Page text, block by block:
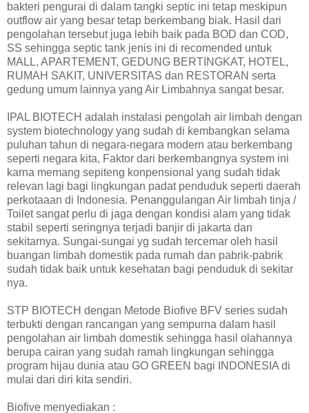
bakteri pengurai di dalam tangki septic ini tetap meskipun
outflow air yang besar tetap berkembang biak. Hasil dari
pengolahan tersebut juga lebih baik pada BOD dan COD,
SS sehingga septic tank jenis ini di recomended untuk
MALL, APARTEMENT, GEDUNG BERTINGKAT, HOTEL,
RUMAH SAKIT, UNIVERSITAS dan RESTORAN serta
gedung umum lainnya yang Air Limbahnya sangat besar.
IPAL BIOTECH adalah instalasi pengolah air limbah dengan
system biotechnology yang sudah di kembangkan selama
puluhan tahun di negara-negara modern atau berkembang
seperti negara kita, Faktor dari berkembangnya system ini
karna memang sepiteng konpensional yang sudah tidak
relevan lagi bagi lingkungan padat penduduk seperti daerah
perkotaaan di Indonesia. Penanggulangan Air limbah tinja /
Toilet sangat perlu di jaga dengan kondisi alam yang tidak
stabil seperti seringnya terjadi banjir di jakarta dan
sekitarnya. Sungai-sungai yg sudah tercemar oleh hasil
buangan limbah domestik pada rumah dan pabrik-pabrik
sudah tidak baik untuk kesehatan bagi penduduk di sekitar
nya.
STP BIOTECH dengan Metode Biofive BFV series sudah
terbukti dengan rancangan yang sempurna dalam hasil
pengolahan air limbah domestik sehingga hasil olahannya
berupa cairan yang sudah ramah lingkungan sehingga
program hijau dunia atau GO GREEN bagi INDONESIA di
mulai dari diri kita sendiri.
Biofive menyediakan :